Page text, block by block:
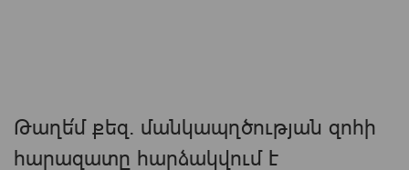
Թաղե՛մ քեզ. մանկապղծության զոհի
հարազատը հարձակվում է